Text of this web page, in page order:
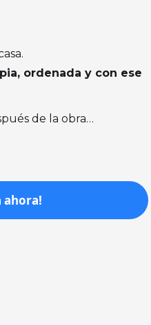
ordenada y con ese
de la obra…
ahora!